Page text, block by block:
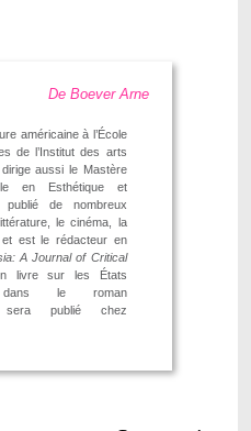
De Boever Arne
américaine à l’École
de l’Institut des arts
aussi le Mastère
en Esthétique et
de nombreux
le cinéma, la
et est le rédacteur en
A Journal of Critical
livre sur les États
dans le roman
sera publié chez